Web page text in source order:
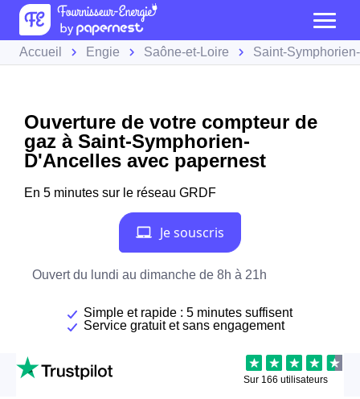
Accueil Engie Saône-et-Loire Saint-